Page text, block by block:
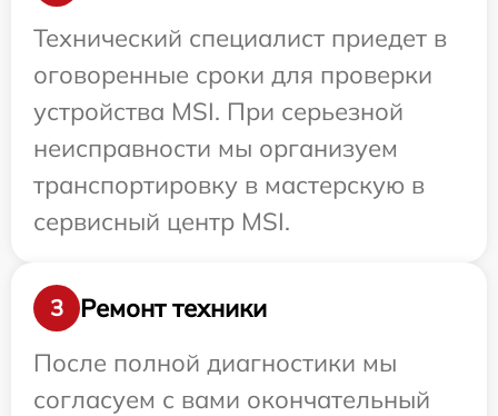
Технический специалист приедет в
оговоренные сроки для проверки
устройства MSI. При серьезной
неисправности мы организуем
транспортировку в мастерскую в
сервисный центр MSI.
3
Ремонт техники
После полной диагностики мы
согласуем с вами окончательный